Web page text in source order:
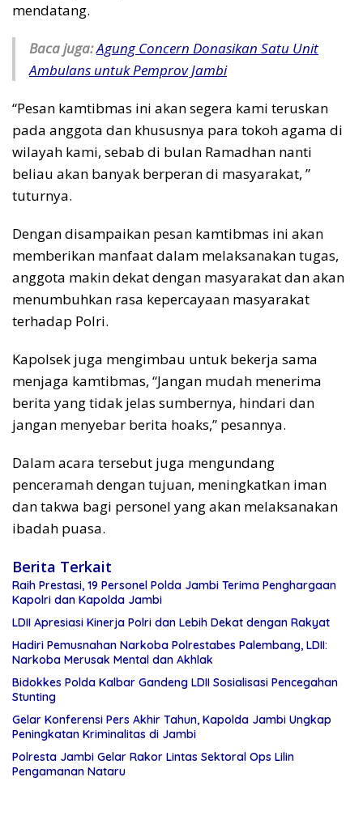
mendatang.
Baca juga:Agung Concern Donasikan Satu Unit
Ambulans untuk Pemprov Jambi
“Pesan kamtibmas ini akan segera kami teruskan
pada anggota dan khususnya para tokoh agama di
wilayah kami, sebab di bulan Ramadhan nanti
beliau akan banyak berperan di masyarakat, ”
tuturnya.
Dengan disampaikan pesan kamtibmas ini akan
memberikan manfaat dalam melaksanakan tugas,
anggota makin dekat dengan masyarakat dan akan
menumbuhkan rasa kepercayaan masyarakat
terhadap Polri.
Kapolsek juga mengimbau untuk bekerja sama
menjaga kamtibmas, “Jangan mudah menerima
berita yang tidak jelas sumbernya, hindari dan
jangan menyebar berita hoaks,” pesannya.
Dalam acara tersebut juga mengundang
penceramah dengan tujuan, meningkatkan iman
dan takwa bagi personel yang akan melaksanakan
ibadah puasa.
Berita Terkait
Raih Prestasi, 19 Personel Polda Jambi Terima Penghargaan
Kapolri dan Kapolda Jambi
LDII Apresiasi Kinerja Polri dan Lebih Dekat dengan Rakyat
Hadiri Pemusnahan Narkoba Polrestabes Palembang, LDII:
Narkoba Merusak Mental dan Akhlak
Bidokkes Polda Kalbar Gandeng LDII Sosialisasi Pencegahan
Stunting
Gelar Konferensi Pers Akhir Tahun, Kapolda Jambi Ungkap
Peningkatan Kriminalitas di Jambi
Polresta Jambi Gelar Rakor Lintas Sektoral Ops Lilin
Pengamanan Nataru